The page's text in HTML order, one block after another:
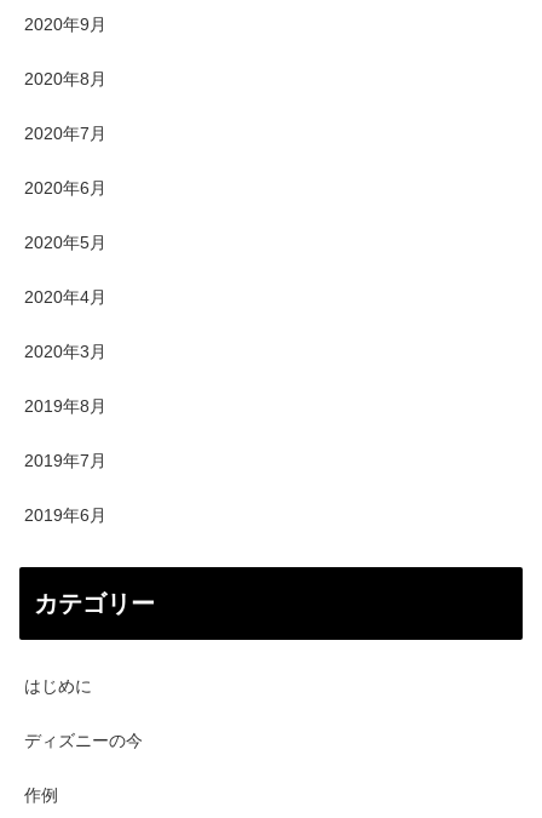
2020年9月
2020年8月
2020年7月
2020年6月
2020年5月
2020年4月
2020年3月
2019年8月
2019年7月
2019年6月
カテゴリー
はじめに
ディズニーの今
作例